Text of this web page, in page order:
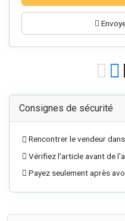
Consignes de sécurité
Rencontrer le vendeur
Vérifiez l'article avant de
Payez seulement après